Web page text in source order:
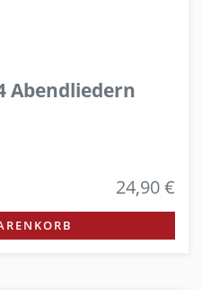
Abendliedern
24,90 €